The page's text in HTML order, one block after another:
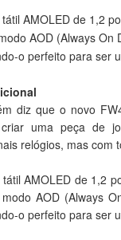
AMOLED de 1,2
AOD (Always
o perfeito para ser
diz que o novo
uma peça de
relógios, mas
AMOLED de 1,2
AOD (Always
o perfeito para ser